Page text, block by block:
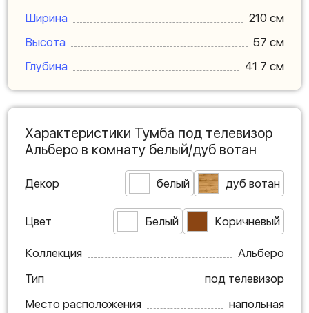
Ширина
210 см
Высота
57 см
Глубина
41.7 см
Характеристики Тумба под телевизор
Альберо в комнату белый/дуб вотан
Декор белый дуб вотан
Цвет Белый Коричневый
Коллекция
Альберо
Тип
под телевизор
Место расположения
напольная